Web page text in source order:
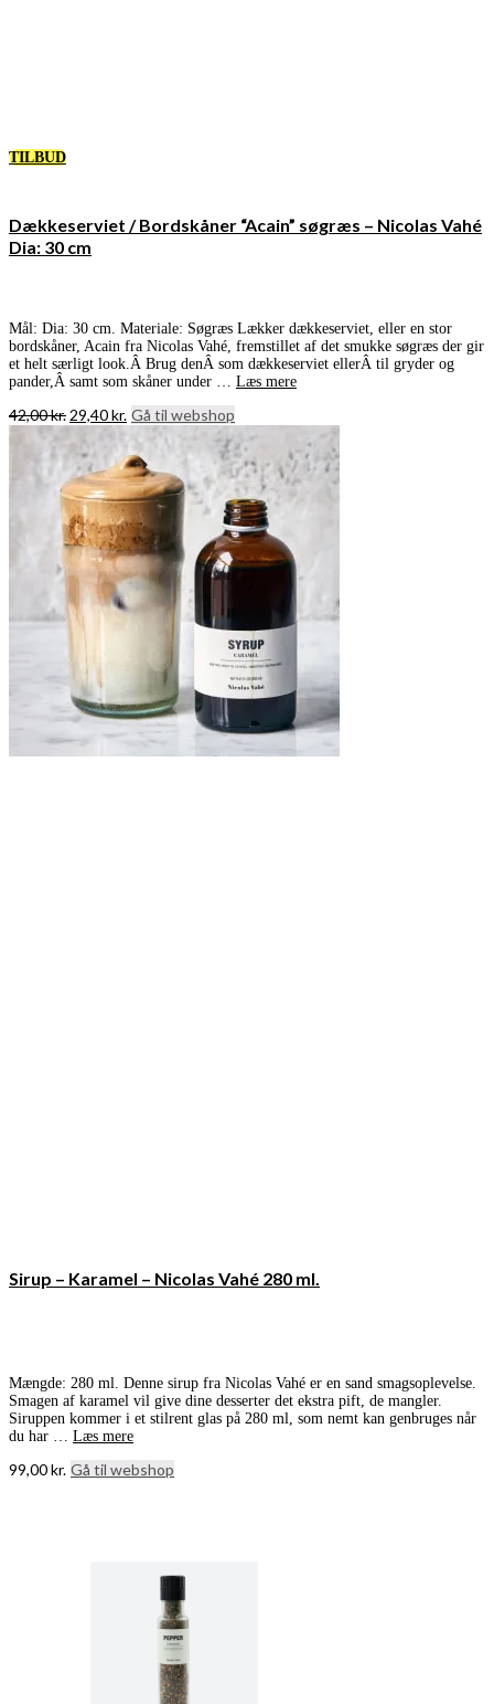
TILBUD
Dækkeserviet / Bordskåner “Acain” søgræs – Nicolas Vahé
Dia: 30 cm
Mål: Dia: 30 cm. Materiale: Søgræs Lækker dækkeserviet, eller en stor
bordskåner, Acain fra Nicolas Vahé, fremstillet af det smukke søgræs der gir
et helt særligt look.Â Brug denÂ som dækkeserviet ellerÂ til gryder og
pander,Â samt som skåner under … Læs mere
42,00kr. Den
oprindelige
pris
var:
42,00 kr..
29,40kr. Den
aktuelle
pris
er:
29,40 kr..
Gå til webshop
Sirup – Karamel – Nicolas Vahé 280 ml.
Mængde: 280 ml. Denne sirup fra Nicolas Vahé er en sand smagsoplevelse.
Smagen af karamel vil give dine desserter det ekstra pift, de mangler.
Siruppen kommer i et stilrent glas på 280 ml, som nemt kan genbruges når
du har … Læs mere
99,00kr. Gå til webshop